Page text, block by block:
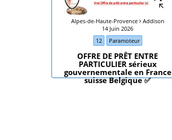
Alpes-de-Haute-Provence Addison
14 Juin 2026
12
Paramoteur
OFFRE DE PRÊT ENTRE
PARTICULIER sérieux
gouvernementale en France
suisse Belgique ✅